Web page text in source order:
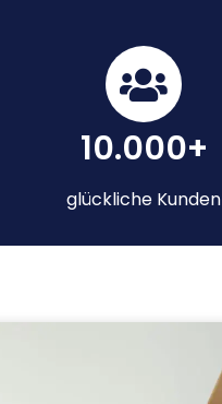
10.000+
glückliche Kunden